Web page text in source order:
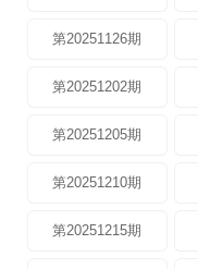
第20251126期
第20251202期
第20251205期
第20251210期
第20251215期